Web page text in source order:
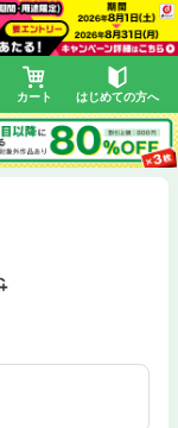
カート はじめての方へ